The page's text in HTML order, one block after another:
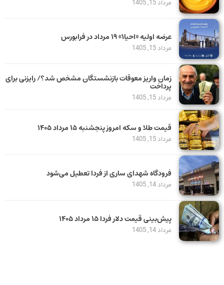
مرداد 15, 1405
عرضه اولیه «احیا۱» ۱۹ مرداد در فرابورس
مرداد 15, 1405
زمان واریز معوقات بازنشستگان مشخص شد؟/ رایزنی برای
پرداخت
مرداد 15, 1405
قیمت طلا و سکه امروز پنجشنبه ۱۵ مرداد ۱۴۰۵
مرداد 15, 1405
فرودگاه شهدای ساری از فردا تعطیل می‌شود
مرداد 14, 1405
پیش‌بینی قیمت دلار فردا ۱۵ مرداد ۱۴۰۵
مرداد 14, 1405